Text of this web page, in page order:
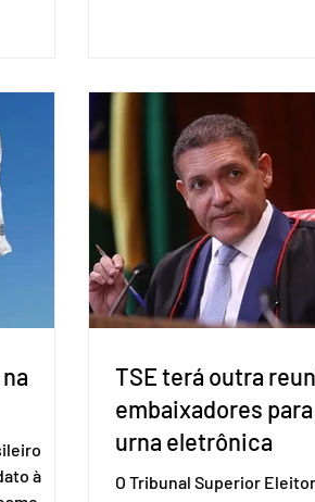
pode
o
acesso
Empresas (Sebrae),
dados do Instituto
Geografia e Estatística
do Sebrae mostra que, no
trimestre de 2025, os
60+ formalizados
rendime
à
TSE terá outra
embaixadores
urna eletrônica
O Tribunal Superior